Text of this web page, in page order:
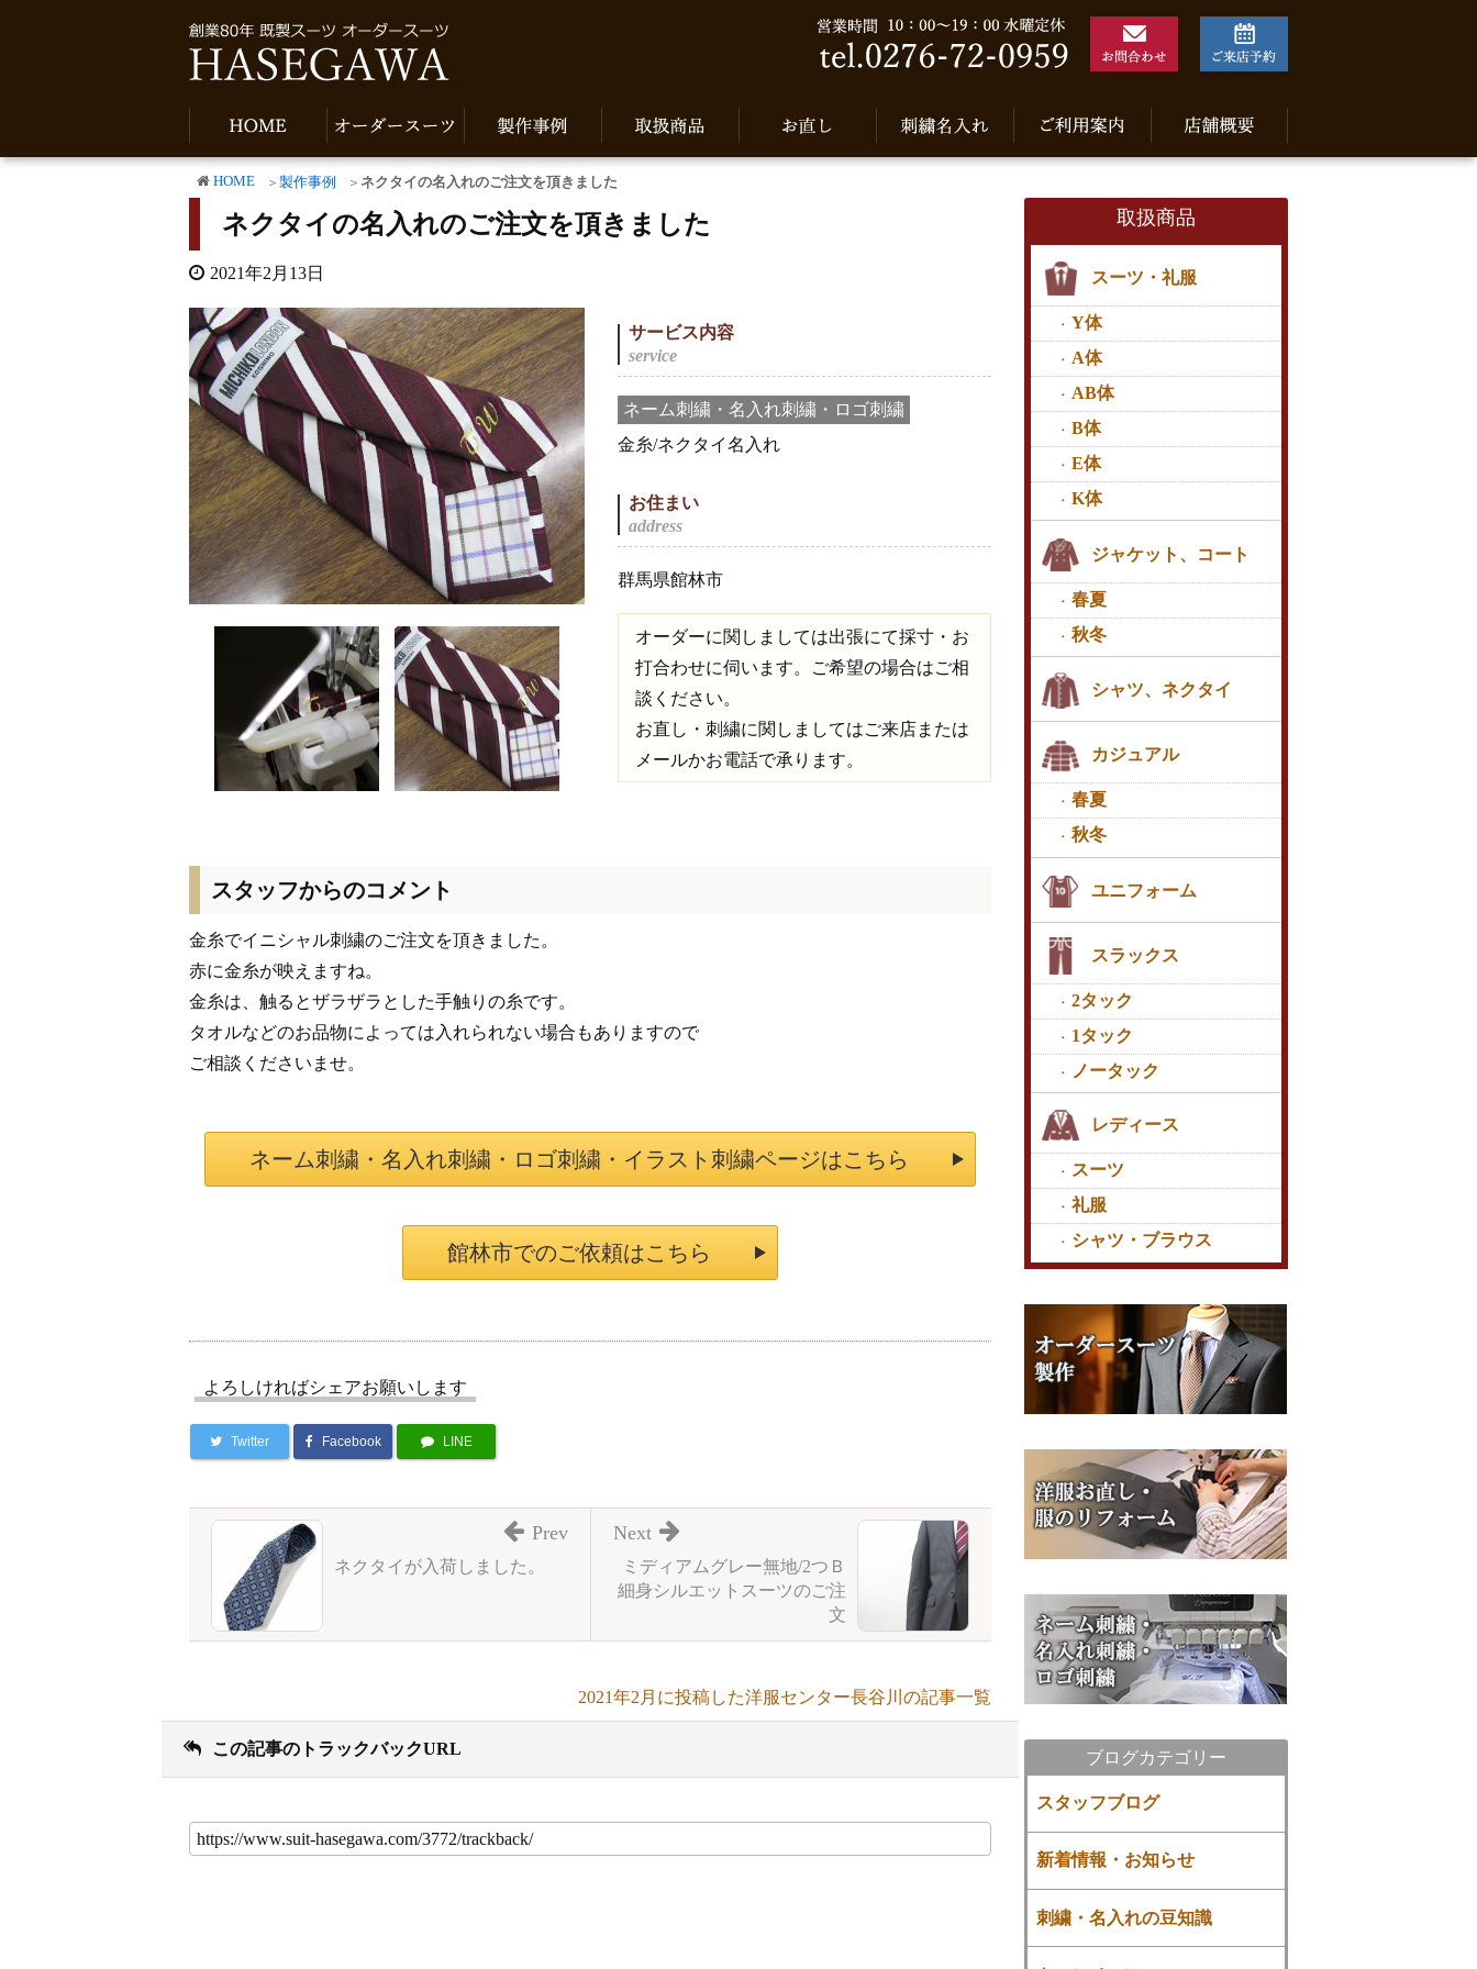
HOME 製作事例 ネクタイの名入れのご注文を頂きました
ネクタイの名入れのご注文を頂きました
2021年2月13日
サービス内容
ネーム刺繍・名入れ刺繍・ロゴ刺繍
金糸/ネクタイ名入れ
お住まい
群馬県館林市
オーダーに関しましては出張にて採寸・お
打合わせに伺います。ご希望の場合はご相
談ください。
お直し・刺繍に関しましてはご来店または
メールかお電話で承ります。
スタッフからのコメント
金糸でイニシャル刺繍のご注文を頂きました。
赤に金糸が映えますね。
金糸は、触るとザラザラとした手触りの糸です。
タオルなどのお品物によっては入れられない場合もありますので
ご相談くださいませ。
ネーム刺繍・名入れ刺繍・ロゴ刺繍・イラスト刺繍ページはこちら
館林市でのご依頼はこちら
よろしければシェアお願いします
Twitter Facebook LINE
ミディアムグレー無地/2つＢ
細身シルエットスーツのご注
文
Next
ネクタイが入荷しました。
Prev
2021年2月に投稿した洋服センター長谷川の記事一覧
この記事のトラックバックURL
取扱商品
スーツ・礼服
Y体
A体
AB体
B体
E体
K体
ジャケット、コート
春夏
秋冬
シャツ、ネクタイ
カジュアル
春夏
秋冬
ユニフォーム
スラックス
2タック
1タック
ノータック
レディース
スーツ
礼服
シャツ・ブラウス
ブログカテゴリー
スタッフブログ
新着情報・お知らせ
刺繍・名入れの豆知識